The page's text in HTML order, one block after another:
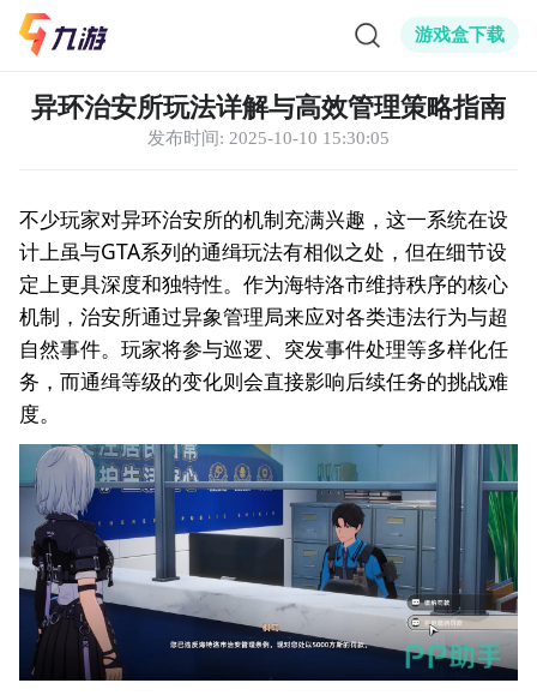
游戏盒下载
异环治安所玩法详解与高效管理策略指南
发布时间: 2025-10-10 15:30:05
不少玩家对异环治安所的机制充满兴趣，这一系统在设
计上虽与GTA系列的通缉玩法有相似之处，但在细节设
定上更具深度和独特性。作为海特洛市维持秩序的核心
机制，治安所通过异象管理局来应对各类违法行为与超
自然事件。玩家将参与巡逻、突发事件处理等多样化任
务，而通缉等级的变化则会直接影响后续任务的挑战难
度。